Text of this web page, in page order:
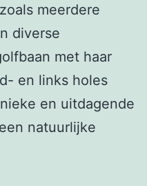
meerdere
diverse
met haar
en links holes
en uitdagende
natuurlijke